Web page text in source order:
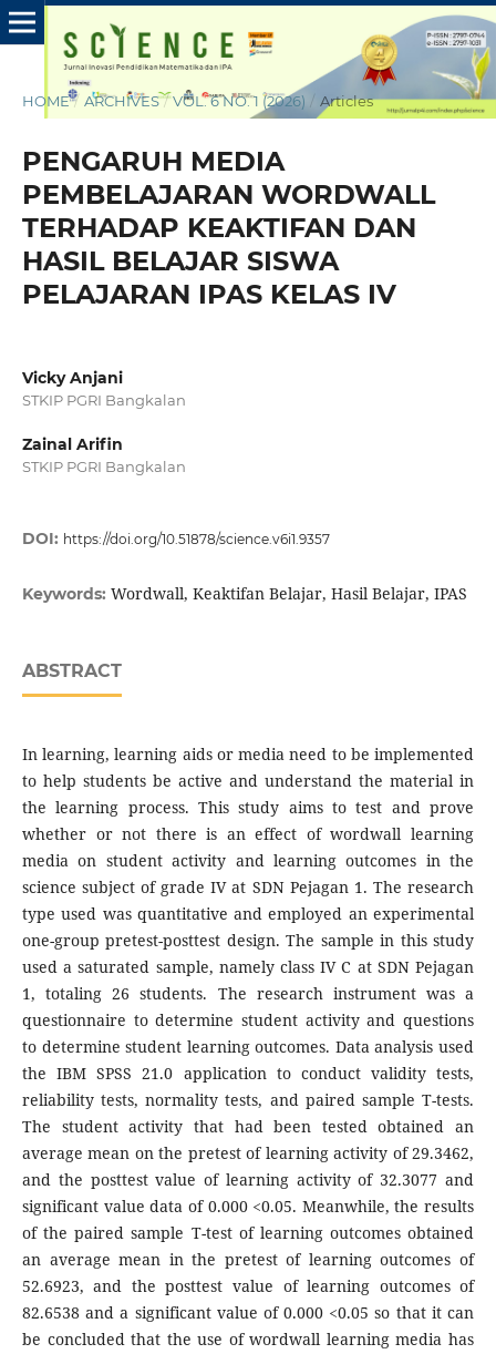
HOME / ARCHIVES / VOL. 6 NO. 1 (2026) / Articles
PENGARUH MEDIA
PEMBELAJARAN WORDWALL
TERHADAP KEAKTIFAN DAN
HASIL BELAJAR SISWA
PELAJARAN IPAS KELAS IV
Vicky Anjani
STKIP PGRI Bangkalan
Zainal Arifin
STKIP PGRI Bangkalan
DOI: https://doi.org/10.51878/science.v6i1.9357
Keywords: Wordwall, Keaktifan Belajar, Hasil Belajar, IPAS
ABSTRACT
In learning, learning aids or media need to be implemented
to help students be active and understand the material in
the learning process. This study aims to test and prove
whether or not there is an effect of wordwall learning
media on student activity and learning outcomes in the
science subject of grade IV at SDN Pejagan 1. The research
type used was quantitative and employed an experimental
one-group pretest-posttest design. The sample in this study
used a saturated sample, namely class IV C at SDN Pejagan
1, totaling 26 students. The research instrument was a
questionnaire to determine student activity and questions
to determine student learning outcomes. Data analysis used
the IBM SPSS 21.0 application to conduct validity tests,
reliability tests, normality tests, and paired sample T-tests.
The student activity that had been tested obtained an
average mean on the pretest of learning activity of 29.3462,
and the posttest value of learning activity of 32.3077 and
significant value data of 0.000 <0.05. Meanwhile, the results
of the paired sample T-test of learning outcomes obtained
an average mean in the pretest of learning outcomes of
52.6923, and the posttest value of learning outcomes of
82.6538 and a significant value of 0.000 <0.05 so that it can
be concluded that the use of wordwall learning media has